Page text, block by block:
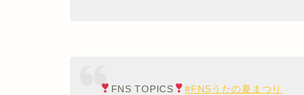
FNS TOPICS
#FNSうたの夏まつり